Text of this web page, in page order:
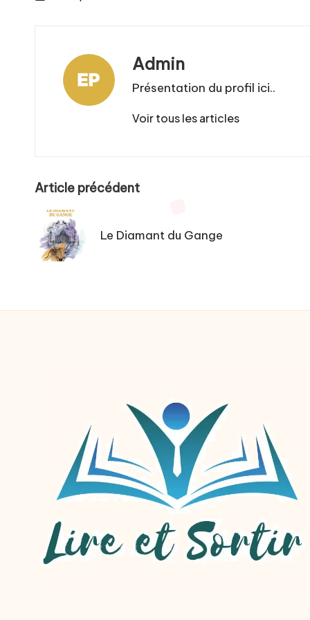
Admin
Présentation du profil ici..
Voir tous les articles
Post
navigation
Article précédent
Le Diamant du Gange